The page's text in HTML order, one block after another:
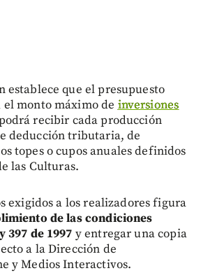
establece que el presupuesto
monto máximo de inversiones
recibir cada producción
deducción tributaria, de
topes o cupos anuales definidos
las Culturas.
exigidos a los realizadores figura
de las condiciones
397 de 1997 y entregar una copia
a la Dirección de
y Medios Interactivos.